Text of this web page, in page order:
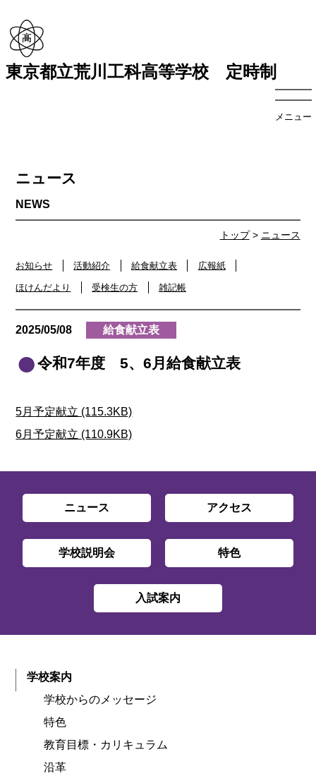
東京都立荒川工科高等学校 定時制
メニュー
トップ> ニュース
ニュース
お知らせ 活動紹介 給食献立表 広報紙
ほけんだより 受検生の方 雑記帳
2025/05/08 給食献立表
令和7年度 5、6月給食献立表
5月予定献立 (115.3KB)
6月予定献立 (110.9KB)
ニュース アクセス
学校説明会 特色
入試案内
学校案内
学校からのメッセージ
特色
教育目標・カリキュラム
沿革